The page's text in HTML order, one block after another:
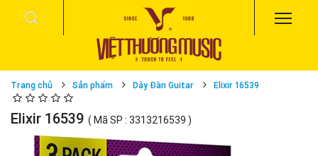
Trang chủ Sản phẩm Dây Đàn Guitar Elixir 16539
Elixir 16539 ( Mã SP : 3313216539 )